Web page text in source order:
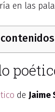
en las
de Jaime